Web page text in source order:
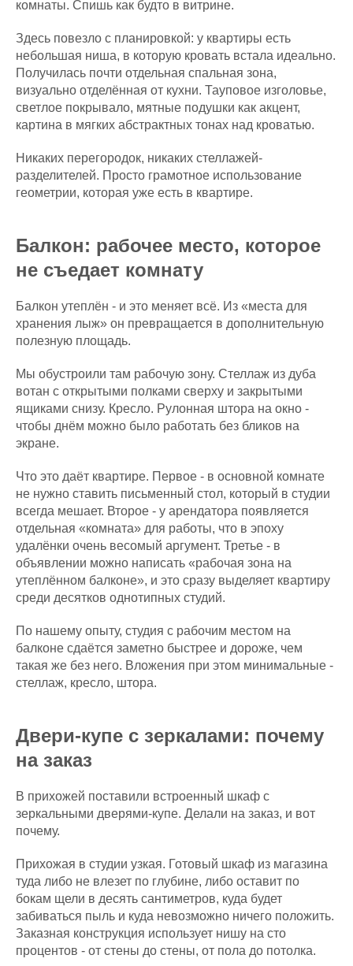
комнаты. Спишь как будто в витрине.
Здесь повезло с планировкой: у квартиры есть
небольшая ниша, в которую кровать встала идеально.
Получилась почти отдельная спальная зона,
визуально отделённая от кухни. Тауповое изголовье,
светлое покрывало, мятные подушки как акцент,
картина в мягких абстрактных тонах над кроватью.
Никаких перегородок, никаких стеллажей-
разделителей. Просто грамотное использование
геометрии, которая уже есть в квартире.
Балкон: рабочее место, которое
не съедает комнату
Балкон утеплён - и это меняет всё. Из «места для
хранения лыж» он превращается в дополнительную
полезную площадь.
Мы обустроили там рабочую зону. Стеллаж из дуба
вотан с открытыми полками сверху и закрытыми
ящиками снизу. Кресло. Рулонная штора на окно -
чтобы днём можно было работать без бликов на
экране.
Что это даёт квартире. Первое - в основной комнате
не нужно ставить письменный стол, который в студии
всегда мешает. Второе - у арендатора появляется
отдельная «комната» для работы, что в эпоху
удалёнки очень весомый аргумент. Третье - в
объявлении можно написать «рабочая зона на
утеплённом балконе», и это сразу выделяет квартиру
среди десятков однотипных студий.
По нашему опыту, студия с рабочим местом на
балконе сдаётся заметно быстрее и дороже, чем
такая же без него. Вложения при этом минимальные -
стеллаж, кресло, штора.
Двери-купе с зеркалами: почему
на заказ
В прихожей поставили встроенный шкаф с
зеркальными дверями-купе. Делали на заказ, и вот
почему.
Прихожая в студии узкая. Готовый шкаф из магазина
туда либо не влезет по глубине, либо оставит по
бокам щели в десять сантиметров, куда будет
забиваться пыль и куда невозможно ничего положить.
Заказная конструкция использует нишу на сто
процентов - от стены до стены, от пола до потолка.